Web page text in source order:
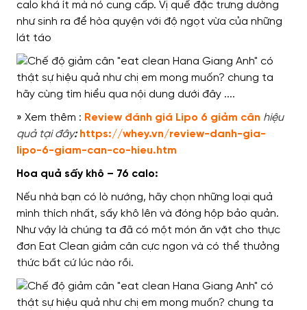
calo khá ít mà nó cung cấp. Vị quế đặc trưng dường
như sinh ra để hòa quyện với độ ngọt vừa của những
lát táo
» Xem thêm : Review đánh giá Lipo 6 giảm cân hiệu
quả tại đây:https://whey.vn/review-danh-gia-
lipo-6-giam-can-co-hieu.htm
Hoa quả sấy khô – 76 calo:
Nếu nhà bạn có lò nướng, hãy chọn những loại quả
mình thích nhất, sấy khô lên và đóng hộp bảo quản.
Như vậy là chúng ta đã có một món ăn vặt cho thực
đơn Eat Clean giảm cân cực ngon và có thể thưởng
thức bất cứ lúc nào rồi.